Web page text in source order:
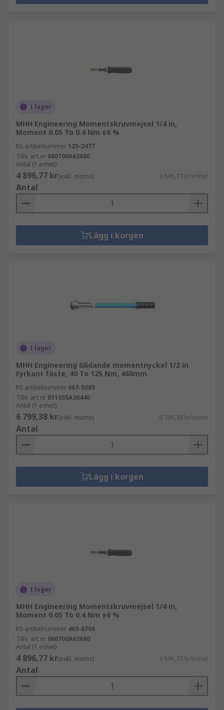
I lager
MHH Engineering Momentskruvmejsel 1/4 in,
Moment 0.05 To 0.4 Nm ±6 %
RS-artikelnummer 125-2477
Tillv. art.nr 060700A62680
Antal (1 enhet)
4 896,77 kr(exkl. moms) 4 896,77 kr/enhet
Antal
Lägg i korgen
I lager
MHH Engineering Glidande momentnyckel 1/2 in
Fyrkant fäste, 40 To 125 Nm, 460mm
RS-artikelnummer 667-5089
Tillv. art.nr 011055A30440
Antal (1 enhet)
6 799,38 kr(exkl. moms) 6 799,38 kr/enhet
Antal
Lägg i korgen
I lager
MHH Engineering Momentskruvmejsel 1/4 in,
Moment 0.05 To 0.4 Nm ±6 %
RS-artikelnummer 469-6706
Tillv. art.nr 060700A62680
Antal (1 enhet)
4 896,77 kr(exkl. moms) 4 896,77 kr/enhet
Antal